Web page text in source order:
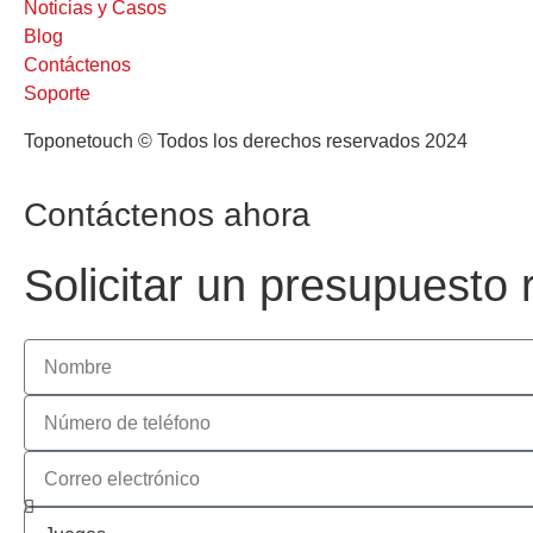
Noticias y Casos
Blog
Contáctenos
Soporte
Toponetouch © Todos los derechos reservados 2024
Contáctenos ahora
Solicitar un presupuesto